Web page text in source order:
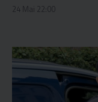
24 Mai 22:00